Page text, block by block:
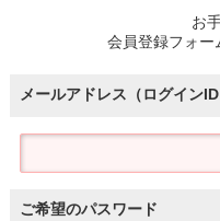
お
会員登録フォー
メールアドレス（ログインID
ご希望のパスワード